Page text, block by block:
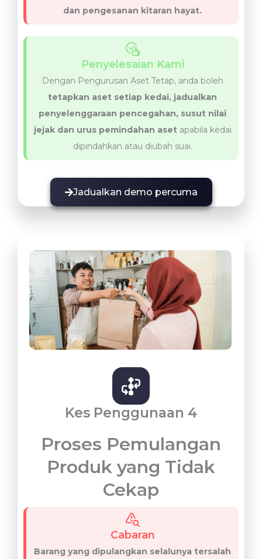
dan pengesanan kitaran hayat.
Penyelesaian Kami
Dengan Pengurusan Aset Tetap, anda boleh
tetapkan aset setiap kedai, jadualkan
penyelenggaraan pencegahan, susut nilai
jejak dan urus pemindahan asetapabila kedai
dipindahkan atau diubah suai.
Jadualkan demo percuma
Kes Penggunaan 4
Proses Pemulangan
Produk yang Tidak
Cekap
Cabaran
Barang yang dipulangkan selalunya tersalah